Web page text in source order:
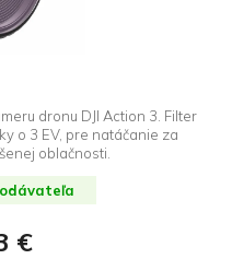
dronu DJI Action 3. Filter
o 3 EV, pre natáčanie za
oblačnosti.
€